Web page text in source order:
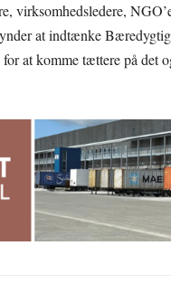
virksomhedsledere,
at indtænke
at komme tættere på det